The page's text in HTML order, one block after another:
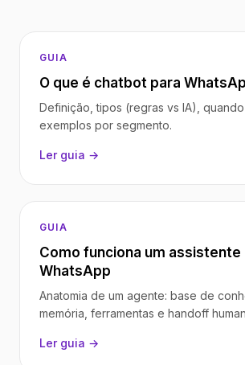
GUIA
O que é chatbot para
Definição, tipos (regras vs IA),
exemplos por segmento.
Ler guia →
GUIA
Como funciona um assistente
WhatsApp
Anatomia de um agente: base de
memória, ferramentas e handoff
Ler guia →